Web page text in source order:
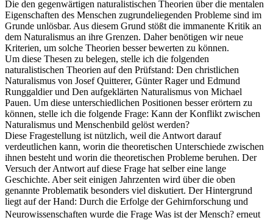
Die den gegenwärtigen naturalistischen Theorien über die mentalen
Eigenschaften des Menschen zugrundeliegenden Probleme sind im
Grunde unlösbar. Aus diesem Grund stößt die immanente Kritik an
dem Naturalismus an ihre Grenzen. Daher benötigen wir neue
Kriterien, um solche Theorien besser bewerten zu können.
Um diese Thesen zu belegen, stelle ich die folgenden
naturalistischen Theorien auf den Prüfstand: Den christlichen
Naturalismus von Josef Quitterer, Günter Rager und Edmund
Runggaldier und Den aufgeklärten Naturalismus von Michael
Pauen. Um diese unterschiedlichen Positionen besser erörtern zu
können, stelle ich die folgende Frage: Kann der Konflikt zwischen
Naturalismus und Menschenbild gelöst werden?
Diese Fragestellung ist nützlich, weil die Antwort darauf
verdeutlichen kann, worin die theoretischen Unterschiede zwischen
ihnen besteht und worin die theoretischen Probleme beruhen. Der
Versuch der Antwort auf diese Frage hat selber eine lange
Geschichte. Aber seit einigen Jahrzenten wird über die oben
genannte Problematik besonders viel diskutiert. Der Hintergrund
liegt auf der Hand: Durch die Erfolge der Gehirnforschung und
Neurowissenschaften wurde die Frage Was ist der Mensch? erneut